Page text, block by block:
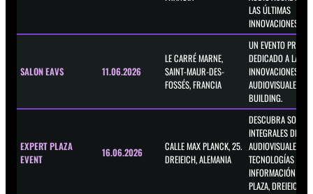
LAS ÚLTIMAS
INNOVACIONES.
SALON EAVS 11.06.2026
LE CARRÉ MARNE,
SAINT-MAUR-DES-
FOSSÉS, FRANCIA
UN EVENTO
DEDICADO A LAS
INNOVACIONES
AUDIOVISUALES Y
BUILDING.
EXPERT PLAZA
EVENT
16.06.2026
CALLE MAX PLANCK, 25.
DREIEICH, ALEMANIA
DESCUBRA
INTEGRALES DE
AUDIOVISUALES Y
TECNOLOGÍAS DE
INFORMACIÓN EN
PLAZA, DREIEICH.